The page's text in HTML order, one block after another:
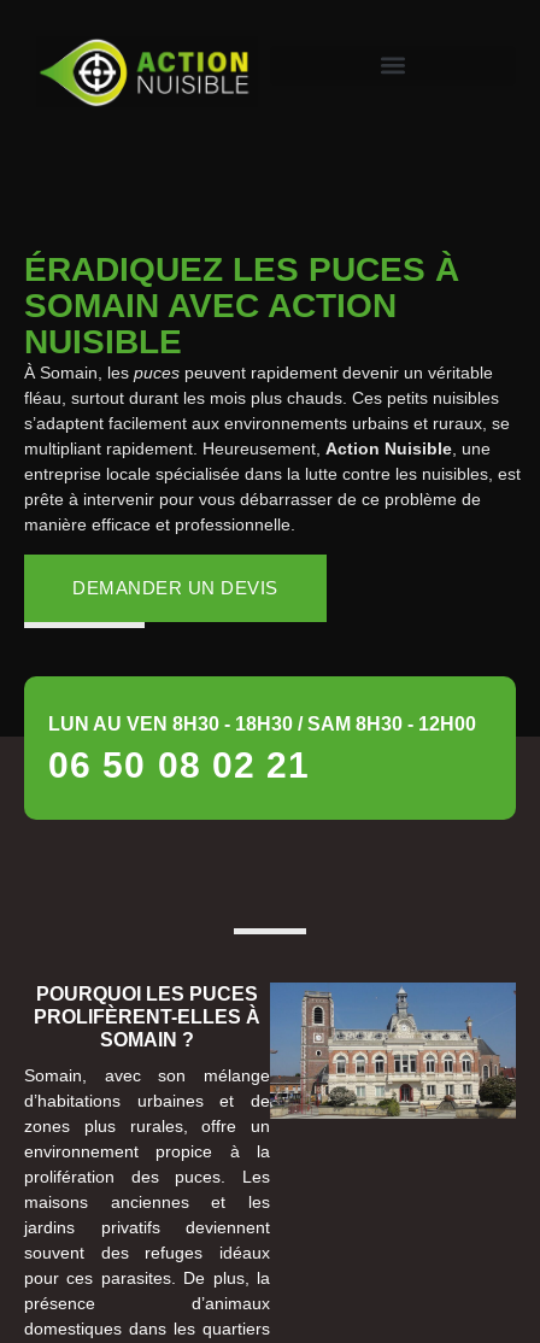
ÉRADIQUEZ LES PUCES À
SOMAIN AVEC ACTION
NUISIBLE
À Somain, les puces peuvent rapidement devenir un véritable
fléau, surtout durant les mois plus chauds. Ces petits nuisibles
s’adaptent facilement aux environnements urbains et ruraux, se
multipliant rapidement. Heureusement, Action Nuisible , une
entreprise locale spécialisée dans la lutte contre les nuisibles, est
prête à intervenir pour vous débarrasser de ce problème de
manière efficace et professionnelle.
DEMANDER UN DEVIS
LUN AU VEN 8H30 - 18H30 / SAM 8H30 - 12H00
06 50 08 02 21
POURQUOI LES PUCES
PROLIFÈRENT-ELLES À
SOMAIN ?
Somain, avec son mélange
d’habitations urbaines et de
zones plus rurales, offre un
environnement propice à la
prolifération des puces. Les
maisons anciennes et les
jardins privatifs deviennent
souvent des refuges idéaux
pour ces parasites. De plus, la
présence d’animaux
domestiques dans les quartiers